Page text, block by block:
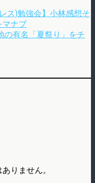
ス)勉強会】小林感想そ
マナブ
の有名「夏祭り」をチ
りません。